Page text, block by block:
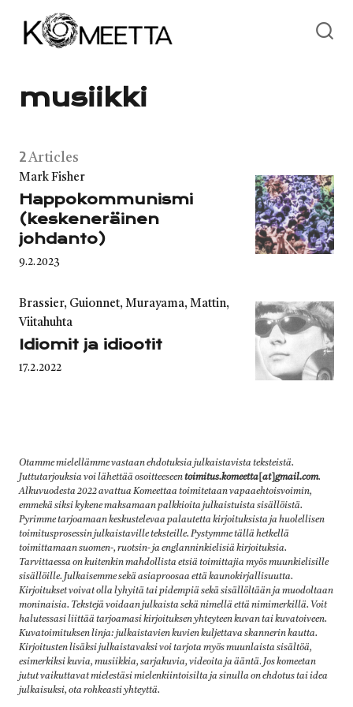
musiikki
2Articles
Category
Mark Fisher
Happokommunismi
(keskeneräinen
johdanto)
Published
9.2.2023
Category
Brassier, Guionnet, Murayama, Mattin,
Viitahuhta
Idiomit ja idiootit
Published
17.2.2022
Otamme mielellämme vastaan ehdotuksia julkaistavista teksteistä.
Juttutarjouksia voi lähettää osoitteeseentoimitus.komeetta[at]gmail.com.
Alkuvuodesta 2022 avattua Komeettaa toimitetaan vapaaehtoisvoimin,
emmekä siksi kykene maksamaan palkkioita julkaistuista sisällöistä.
Pyrimme tarjoamaan keskustelevaa palautetta kirjoituksista ja huolellisen
toimitusprosessin julkaistaville teksteille. Pystymme tällä hetkellä
toimittamaan suomen-, ruotsin- ja englanninkielisiä kirjoituksia.
Tarvittaessa on kuitenkin mahdollista etsiä toimittajia myös muunkielisille
sisällöille. Julkaisemme sekä asiaproosaa että kaunokirjallisuutta.
Kirjoitukset voivat olla lyhyitä tai pidempiä sekä sisällöltään ja muodoltaan
moninaisia. Tekstejä voidaan julkaista sekä nimellä että nimimerkillä. Voit
halutessasi liittää tarjoamasi kirjoituksen yhteyteen kuvan tai kuvatoiveen.
Kuvatoimituksen linja: julkaistavien kuvien kuljettava skannerin kautta.
Kirjoitusten lisäksi julkaistavaksi voi tarjota myös muunlaista sisältöä,
esimerkiksi kuvia, musiikkia, sarjakuvia, videoita ja ääntä. Jos komeetan
jutut vaikuttavat mielestäsi mielenkiintoisilta ja sinulla on ehdotus tai idea
julkaisuksi, ota rohkeasti yhteyttä.